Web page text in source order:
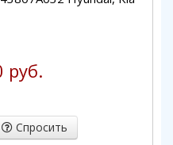
руб.
Спросить